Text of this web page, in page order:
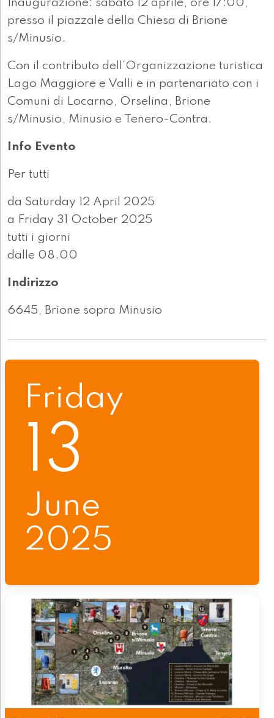
Inaugurazione: sabato 12 aprile, ore 17:00,
presso il piazzale della Chiesa di Brione
s/Minusio.
Con il contributo dell’Organizzazione turistica
Lago Maggiore e Valli e in partenariato con i
Comuni di Locarno, Orselina, Brione
s/Minusio, Minusio e Tenero-Contra.
Info Evento
Per tutti
da Saturday 12 April 2025
a Friday 31 October 2025
tutti i giorni
dalle 08.00
Indirizzo
6645, Brione sopra Minusio
Friday
13
June
2025